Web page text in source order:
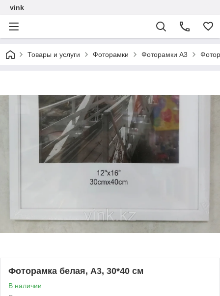
vink
Товары и услуги Фоторамки Фоторамки А3
Фоторамка белая, А3, 30*40 см
В наличии